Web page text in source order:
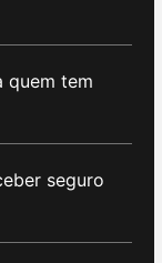
quem tem
seguro